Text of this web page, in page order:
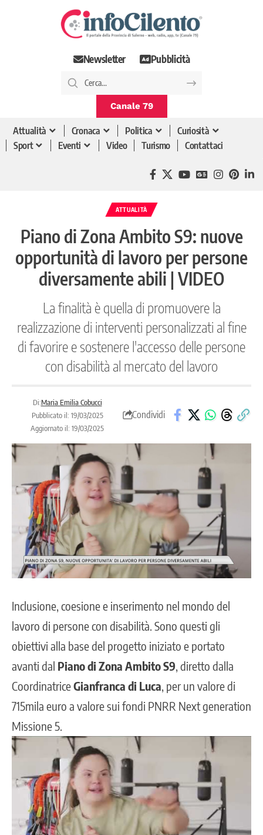
Newsletter Pubblicità
Canale 79
Attualità Cronaca Politica
Curiosità
Sport
Eventi Video Turismo Contattaci
ATTUALITÀ
Piano di Zona Ambito S9: nuove
opportunità di lavoro per persone
diversamente abili | VIDEO
La finalità è quella di promuovere la
realizzazione di interventi personalizzati al fine
di favorire e sostenere l'accesso delle persone
con disabilità al mercato del lavoro
Di:Maria Emilia Cobucci
Pubblicato il: 19/03/2025
Aggiornato il: 19/03/2025
Condividi
Inclusione, coesione e inserimento nel mondo del
lavoro di persone con disabilità. Sono questi gli
obiettivi alla base del progetto iniziato e portato
avanti dal Piano di Zona Ambito S9, diretto dalla
CoordinatriceGianfranca di Luca, per un valore di
715mila euro a valore sui fondi PNRR Next generation
Missione 5.